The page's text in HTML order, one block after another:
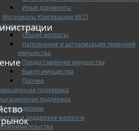
Иные документы
Материалы Корпорации МСП
Вопрос-ответ
Общие вопросы
Наполнение и актуализация перечней
имущества
Предоставление имущества
Выкуп имущества
Прочие
поддержка
поддержка
поддержки
и поддержке малого и